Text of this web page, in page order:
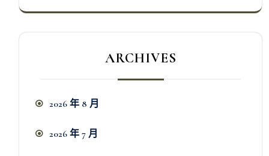
ARCHIVES
2026 年 8 月
2026 年 7 月